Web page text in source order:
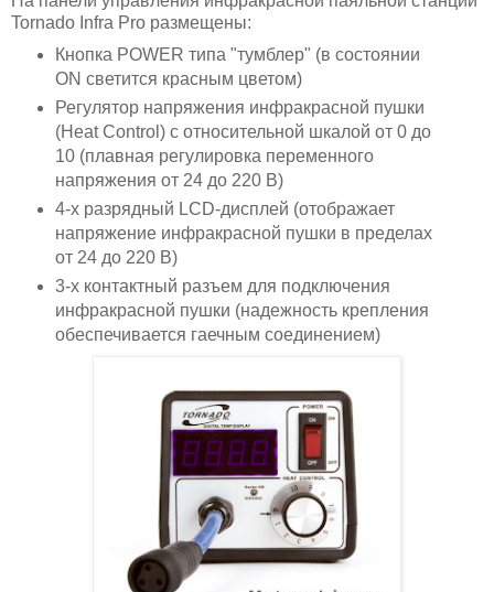
Tornado Infra Pro размещены:
Кнопка POWER типа "тумблер" (в состоянии
ON светится красным цветом)
Регулятор напряжения инфракрасной пушки
(Heat Control) с относительной шкалой от 0 до
10 (плавная регулировка переменного
напряжения от 24 до 220 В)
4-х разрядный LCD-дисплей (отображает
напряжение инфракрасной пушки в пределах
от 24 до 220 В)
3-х контактный разъем для подключения
инфракрасной пушки (надежность крепления
обеспечивается гаечным соединением)